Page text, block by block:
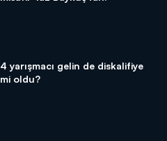
4 yarışmacı gelin de diskalifiye
mi oldu?